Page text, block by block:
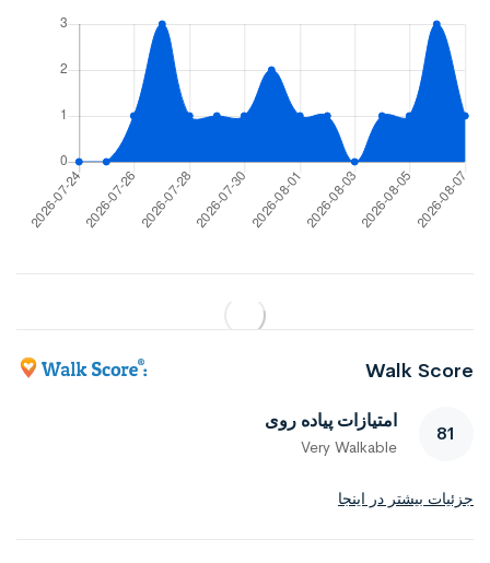
در معاملات خود، دچار ضرر و زیان خواهید شد. برای مثال برخی از
زمین‌ها و ویلاهای نوشهر فاقد سند رسمی هستند
و تنها با مشورت یک متخصص می‌توانید جلوی ضررهای احتمالی را بگیرید.
Walk Score
81
امتیازات پیاده روی
Very Walkable
جزئیات بیشتر در اینجا